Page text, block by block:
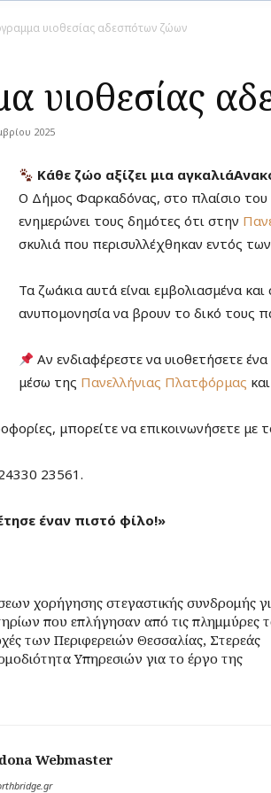
υιοθεσίας αδεσπότων ζώων
υιοθεσίας
2025
Κάθε ζώο αξίζει μια αγκαλιά
Ο Δήμος Φαρκαδόνας, στο πλαίσιο
ενημερώνει τους δημότες ότι στην
σκυλιά που περισυλλέχθηκαν εντός
Τα ζωάκια αυτά είναι εμβολιασμένα
ανυπομονησία να βρουν το δικό τους
Αν ενδιαφέρεστε να υιοθετήσετε
μέσω της Πανελλήνιας Πλατφόρμας
μπορείτε να επικοινωνήσετε με
23561.
έναν πιστό φίλο!»
χορήγησης στεγαστικής συνδρομής
που επλήγησαν από τις πλημμύρες
των Περιφερειών Θεσσαλίας, Στερεάς
Υπηρεσιών για το έργο της
Webmaster